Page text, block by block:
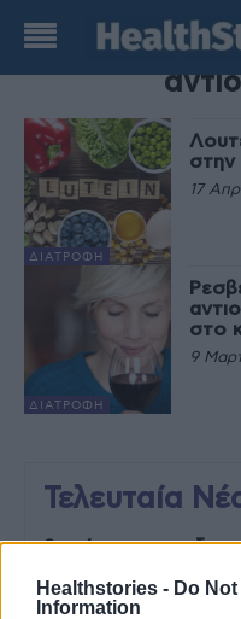
Healthstories - Do
Information
ΔΙΑΤΡΟΦΉ
στην
17
ΔΙΑΤΡΟΦΉ
στο
9
Τελευταία
9 πράγματα που δεν
27 Φεβρουαρίου 2026